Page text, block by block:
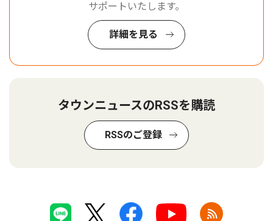
サポートいたします。
詳細を見る
タウンニュースのRSSを購読
RSSのご登録